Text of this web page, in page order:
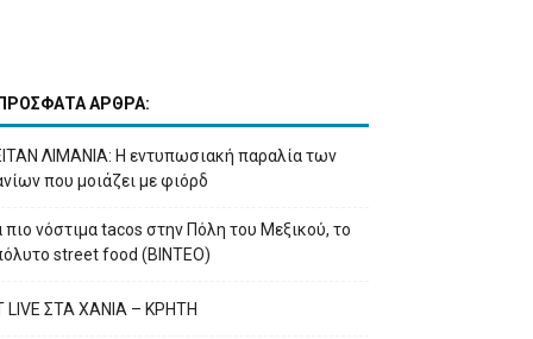
ΠΡΟΣΦΑΤΑ ΑΡΘΡΑ:
ΛΙΜΑΝΙΑ: Η εντυπωσιακή παραλία των
που μοιάζει με φιόρδ
πιο νόστιμα tacos στην Πόλη του Μεξικού, το
street food (ΒΙΝΤΕΟ)
LIVE ΣΤΑ ΧΑΝΙΑ – ΚΡΗΤΗ